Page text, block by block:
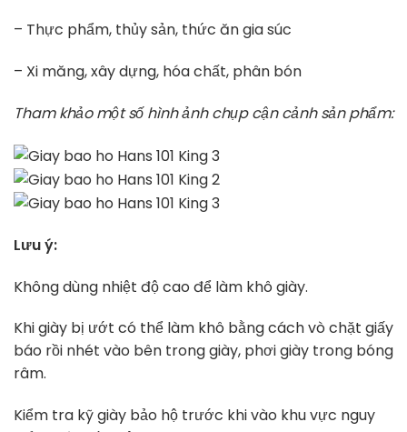
– Thực phẩm, thủy sản, thức ăn gia súc
– Xi măng, xây dựng, hóa chất, phân bón
Tham khảo một số hình ảnh chụp cận cảnh sản phẩm:
Lưu ý:
Không dùng nhiệt độ cao để làm khô giày.
Khi giày bị ướt có thể làm khô bằng cách vò chặt giấy
báo rồi nhét vào bên trong giày, phơi giày trong bóng
râm.
Kiểm tra kỹ giày bảo hộ trước khi vào khu vực nguy